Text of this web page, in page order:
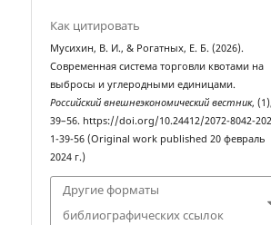
Как цитировать
Мусихин, В. И., & Рогатных, Е. Б. (2026).
Современная система торговли квотами на
выбросы и углеродными единицами.
Российский внешнеэкономический вестник, (1),
39–56. https://doi.org/10.24412/2072-8042-
1-39-56 (Original work published 20 февраль
2024 г.)
Другие форматы
библиографических ссылок